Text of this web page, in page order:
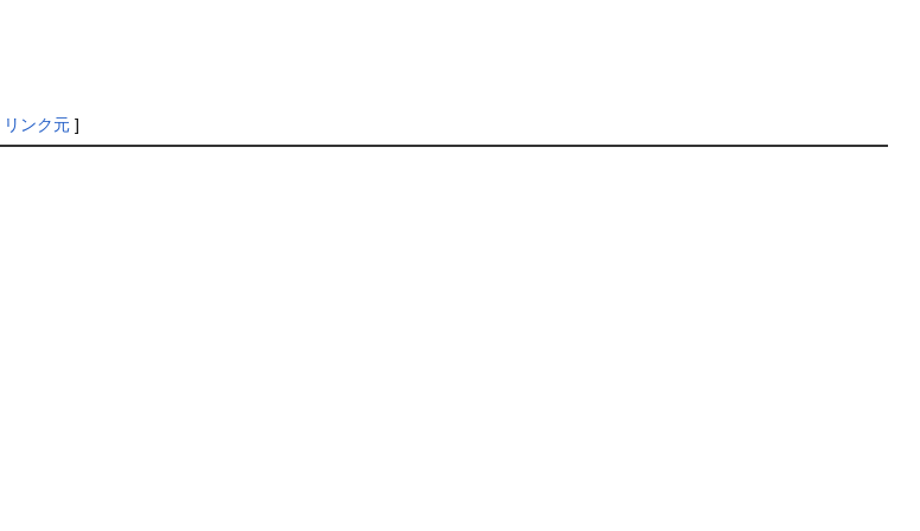
リンク元]